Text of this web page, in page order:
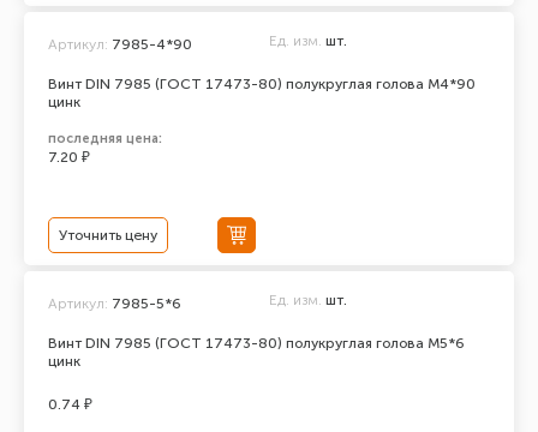
Винт DIN 7985 (ГОСТ 17473-80) полукруглая голова М4*90
цинк
Артикул: 7985-4*90 Ед. изм. шт.
последняя цена:
7.20 ₽
Уточнить цену
Винт DIN 7985 (ГОСТ 17473-80) полукруглая голова М5*6
цинк
Артикул: 7985-5*6 Ед. изм. шт.
0.74 ₽